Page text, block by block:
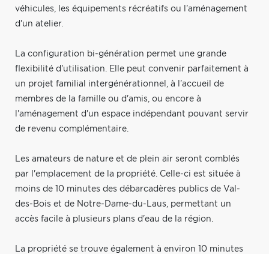
véhicules, les équipements récréatifs ou l'aménagement
d'un atelier.
La configuration bi-génération permet une grande
flexibilité d'utilisation. Elle peut convenir parfaitement à
un projet familial intergénérationnel, à l'accueil de
membres de la famille ou d'amis, ou encore à
l'aménagement d'un espace indépendant pouvant servir
de revenu complémentaire.
Les amateurs de nature et de plein air seront comblés
par l'emplacement de la propriété. Celle-ci est située à
moins de 10 minutes des débarcadères publics de Val-
des-Bois et de Notre-Dame-du-Laus, permettant un
accès facile à plusieurs plans d'eau de la région.
La propriété se trouve également à environ 10 minutes